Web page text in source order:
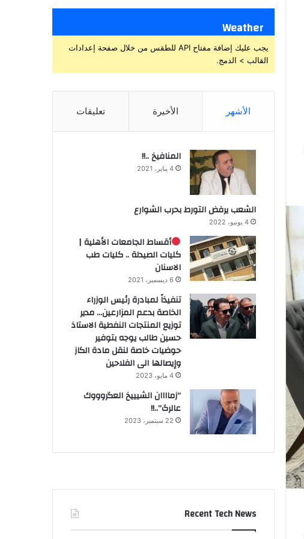
Weather
يجب عليك إضافة مفتاح API للطقس من خلال صفحة إعدادات
القالب > الدمج.
الأشهر الأخيرة تعليقات
المنافيخ ..!!
4 يناير، 2021
الشعب يرفض التورط بحرب الشوارع
4 يونيو، 2022
أقساط الجامعات الأهلية |
كليات الصيدلة .. كليات طب
الاسنان
6 ديسمبر، 2021
تنفيذاً لمبادرة رئيس الوزراء
الخاصة بدعم المزارعين… مدير
توزيع المنتجات النفطية الاستاذ
حسين طالب يوجه بتوفير
حوضيات خاصة لنقل مادة الكاز
وإيصالها الى الفلاحين
4 مايو، 2023
“زماااان الشيييخ العگروووك
عالرگ”..!!
22 سبتمبر، 2023
Recent Tech News